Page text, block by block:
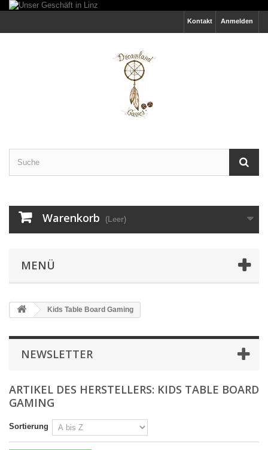
Anmelden
Kontakt
Warenkorb (Leer)
MENÜ
Kids Table Board Gaming
NEWSLETTER
ARTIKEL DES HERSTELLERS: KIDS TABLE BOARD
GAMING
Sortierung